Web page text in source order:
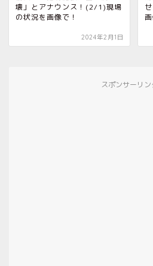
壊」とアナウンス！(2/1)現場
の状況を画像で！
2024年2月1日
スポンサーリ